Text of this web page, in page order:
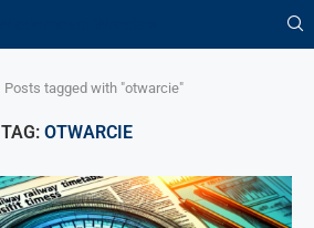
Posts tagged with "otwarcie"
TAG: OTWARCIE